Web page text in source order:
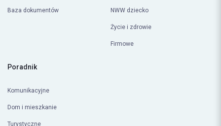
Baza dokumentów NWW dziecko
Życie i zdrowie
Firmowe
Poradnik
Komunikacyjne
Dom i mieszkanie